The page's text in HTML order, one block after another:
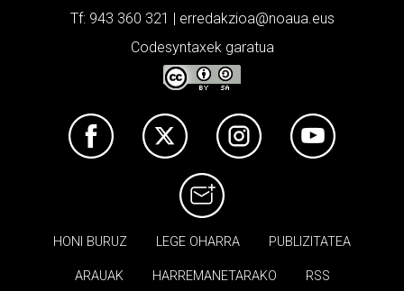
Tf: 943 360 321 | erredakzioa@noaua.eus
Codesyntaxek garatua
HONI BURUZ LEGE OHARRA PUBLIZITATEA
ARAUAK HARREMANETARAKO RSS